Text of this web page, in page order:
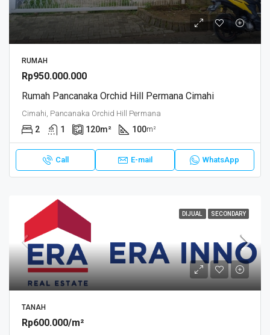
RUMAH
Rp950.000.000
Rumah Pancanaka Orchid Hill Permana Cimahi
Cimahi, Pancanaka Orchid Hill Permana
2 1 120m² 100m²
Call E-mail WhatsApp
DIJUAL SECONDARY
TANAH
Rp600.000/m²